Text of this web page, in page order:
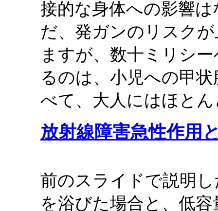
接的な身体への影響
だ、発ガンのリスク
ますが、数十ミリシ
るのは、小児への甲
べて、大人にはほと
放射線障害急性作用
前のスライドで説明
を浴びた場合と、低